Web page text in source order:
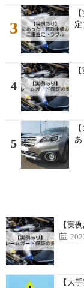
3
4
5
あ
【実
【大